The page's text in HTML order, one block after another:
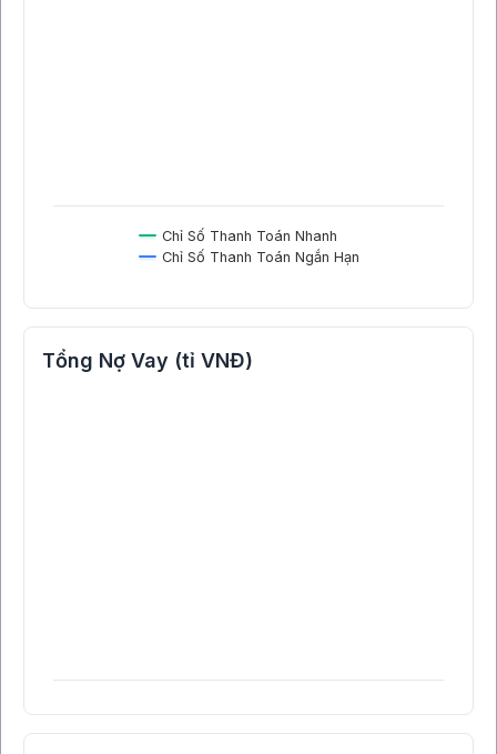
Chỉ Số Thanh Toán Nhanh
Chỉ Số Thanh Toán Ngắn Hạn
Tổng Nợ Vay (tỉ VNĐ)